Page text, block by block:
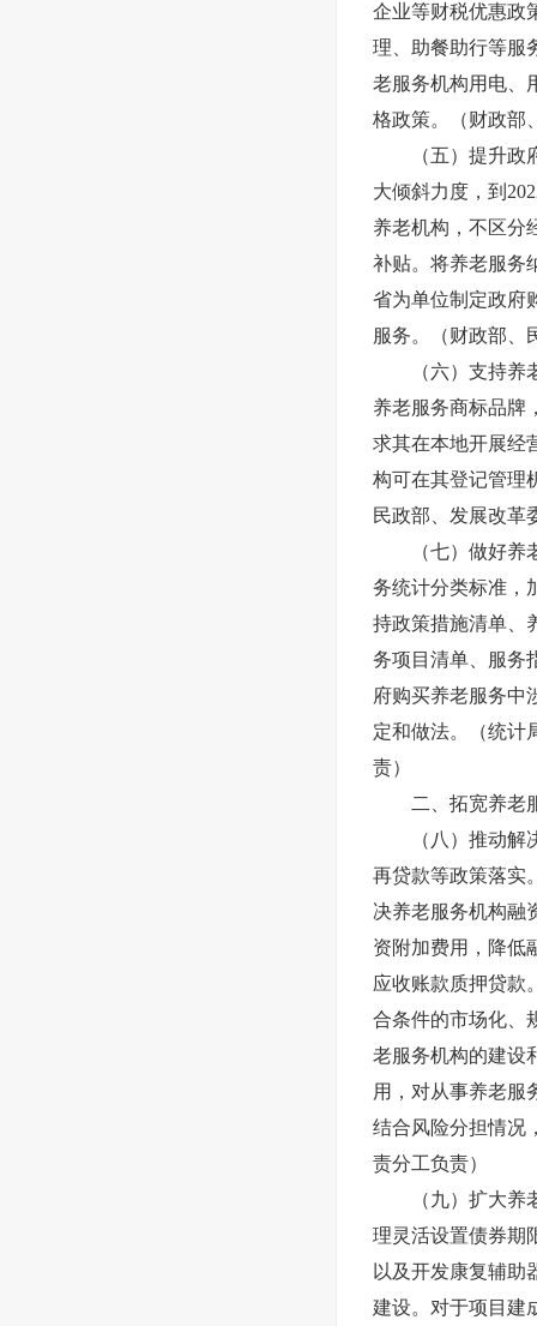
企业等财税优惠政
理、助餐助行等服
老服务机构用电、
格政策。（财政部
（五）提升
大倾斜力度，到
养老机构，不区分
补贴。将养老服务
省为单位制定政府
服务。（财政部、
（六）支持
养老服务商标品牌
求其在本地开展经
构可在其登记管理
民政部、发展改革
（七）做好
务统计分类标准，
持政策措施清单、
务项目清单、服务
府购买养老服务中
定和做法。（统计
责）
二、拓宽养老
（八）推动
再贷款等政策落实
决养老服务机构融
资附加费用，降低
应收账款质押贷款
合条件的市场化、
老服务机构的建设
用，对从事养老服
结合风险分担情况
责分工负责）
（九）扩大
理灵活设置债券期
以及开发康复辅助
建设。对于项目建